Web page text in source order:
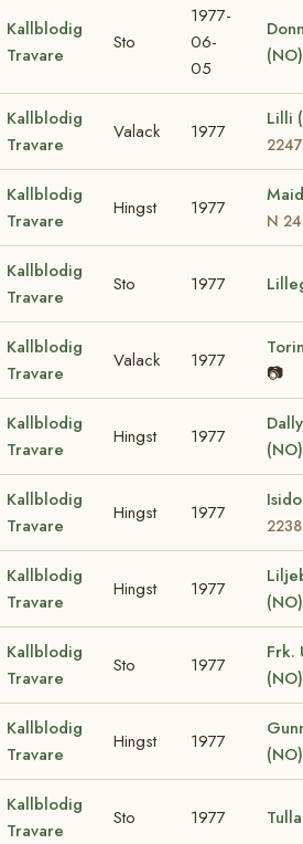
Kallblodig
Travare
Sto
1977-
06-
05
(NO)
Kallblodig
Travare
Valack 1977
Lilli
Kallblodig
Travare
Hingst 1977
N
Kallblodig
Travare
Sto 1977
Kallblodig
Travare
Valack 1977
📷
Kallblodig
Travare
Hingst 1977
(NO)
Kallblodig
Travare
Hingst 1977
Kallblodig
Travare
Hingst 1977
(NO)
Kallblodig
Travare
Sto 1977
Frk.
(NO)
Kallblodig
Travare
Hingst 1977
(NO)
Kallblodig
Travare
Sto 1977